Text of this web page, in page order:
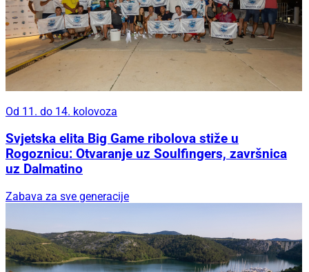
Od 11. do 14. kolovoza
Svjetska elita Big Game ribolova stiže u
Rogoznicu: Otvaranje uz Soulfingers, završnica
uz Dalmatino
Zabava za sve generacije